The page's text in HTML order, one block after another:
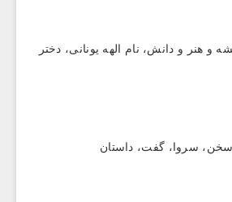
و هنر و دانش، نام الهه یونانی، دختر
سروا، گفت، داستان